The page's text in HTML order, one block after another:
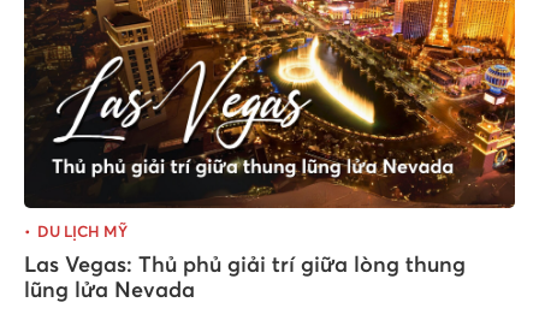
DU LỊCH MỸ
Las Vegas: Thủ phủ giải trí giữa lòng thung
lũng lửa Nevada